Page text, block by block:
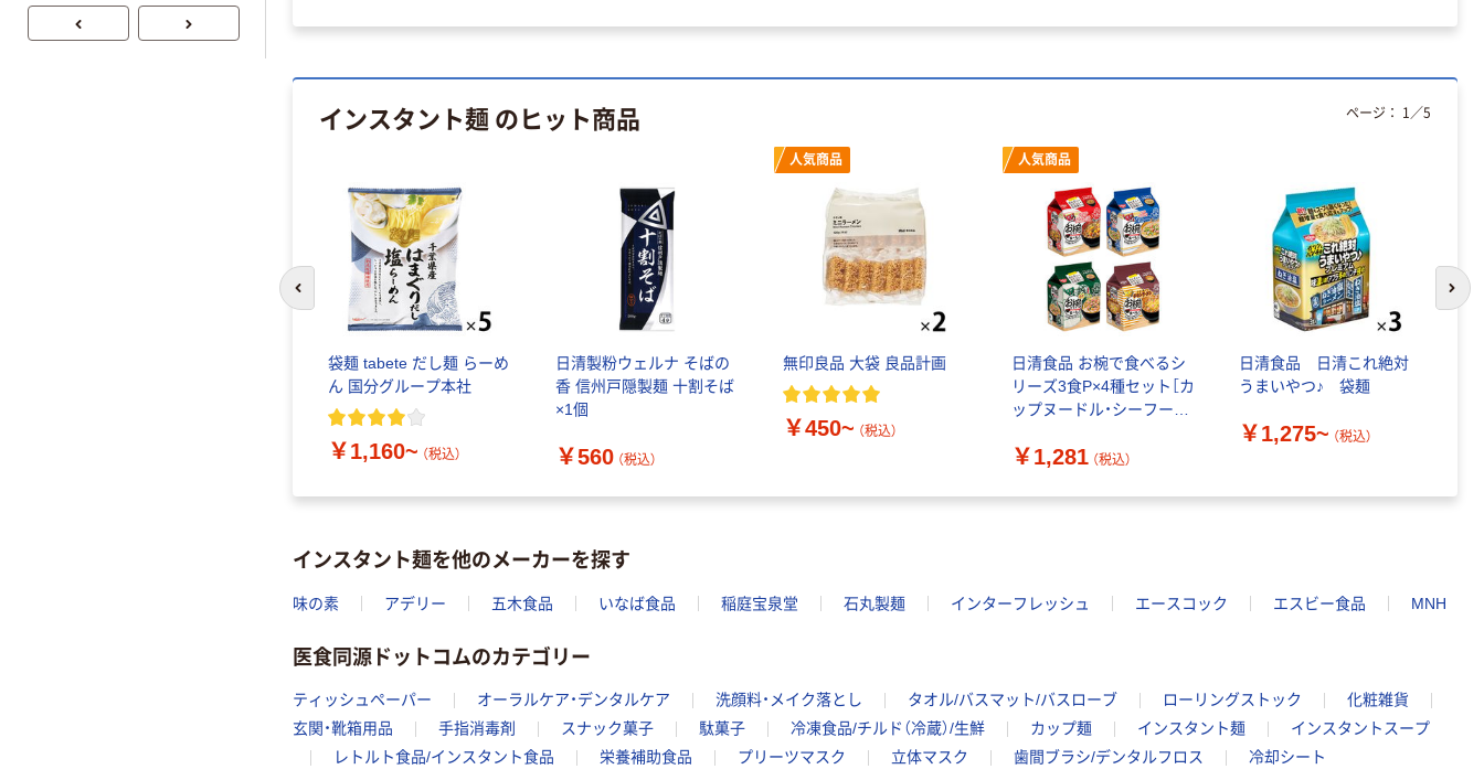
インスタント麺 のヒット商品
袋麺 tabete だし麺 らーめ
ん 国分グループ本社
￥1,160~ （税込）
日清製粉ウェルナ そばの
香 信州戸隠製麺 十割そば
×1個
￥560 （税込）
人気商品
無印良品 大袋 良品計画
￥450~ （税込）
人気商品
日清食品 お椀で食べるシ
リーズ3食P×4種セット［カ
ップヌードル・シーフード
ンラーメン］詰合アソート
￥1,281 （税込）
日清食品 日清これ絶対
うまいやつ♪ 袋麺
￥1,275~ （税込）
ページ： 1 ／5
前のスライドへ 次
インスタント麺を他のメーカーを探す
味の素 アデリー 五木食品 いなば食品 稲庭宝泉堂 石丸製麺 インターフレッシュ エースコック エスビー食品 MNH
医食同源ドットコムのカテゴリー
ティッシュペーパー オーラルケア・デンタルケア 洗顔料・メイク落とし タオル/バスマット/バスローブ ローリングストック
化粧雑貨
玄関・靴箱用品
手指消毒剤 スナック菓子 駄菓子 冷凍食品/チルド（冷蔵）/生鮮 カップ麺 インスタント麺
インスタントスープ
レトルト食品/インスタント食品
栄養補助食品 プリーツマスク 立体マスク 歯間ブラシ/デンタルフロス 冷却シート